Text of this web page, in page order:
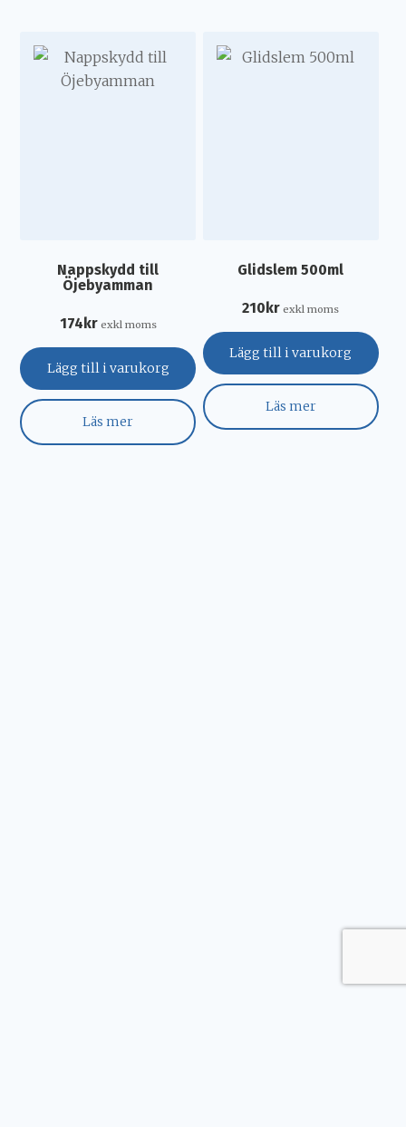
Nappskydd till
Öjebyamman
174kr exkl moms
Lägg till i varukorg
Läs mer
Glidslem 500ml
210kr exkl moms
Lägg till i varukorg
Läs mer